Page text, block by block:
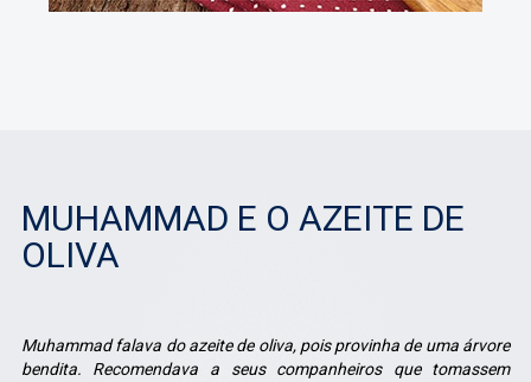
MUHAMMAD E O AZEITE DE
OLIVA
Muhammad falava do azeite de oliva, pois provinha de uma árvore
bendita. Recomendava a seus companheiros que tomassem